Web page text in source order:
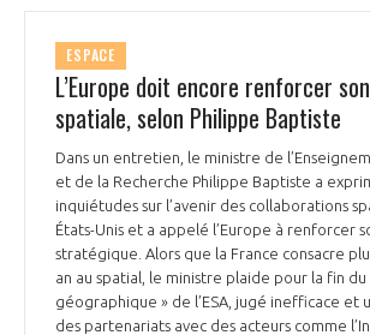
MÉDIATION ET CHARTE D’ENGAGEMENT SUR LES
LA MÉDIATION AU-DELÀ DE LA FILIÈRE
PRENDRE CONTACT AVEC LE MÉDIATEUR DE LA
CHIFFRES CLÉS
LES ENJEUX
COMPÉTITIVITÉ
EMPLOI & FORMATION
LES PUBLICATIONS
DOCUMENTS & BROCHURES
ESPACE
L’Europe doit encore renforcer
spatiale, selon Philippe Baptiste
Dans un entretien, le ministre de
et de la Recherche Philippe Baptiste a
inquiétudes sur l’avenir des collaborations
États-Unis et a appelé l’Europe à renforcer
stratégique. Alors que la France consacre
an au spatial, le ministre plaide pour la fin
géographique » de l’ESA, jugé inefficace et
des partenariats avec des acteurs comme